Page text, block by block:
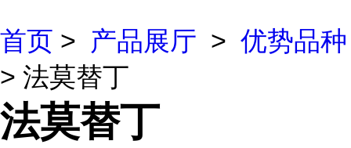
首页 > 产品展厅 > 优势品种
> 法莫替丁
法莫替丁